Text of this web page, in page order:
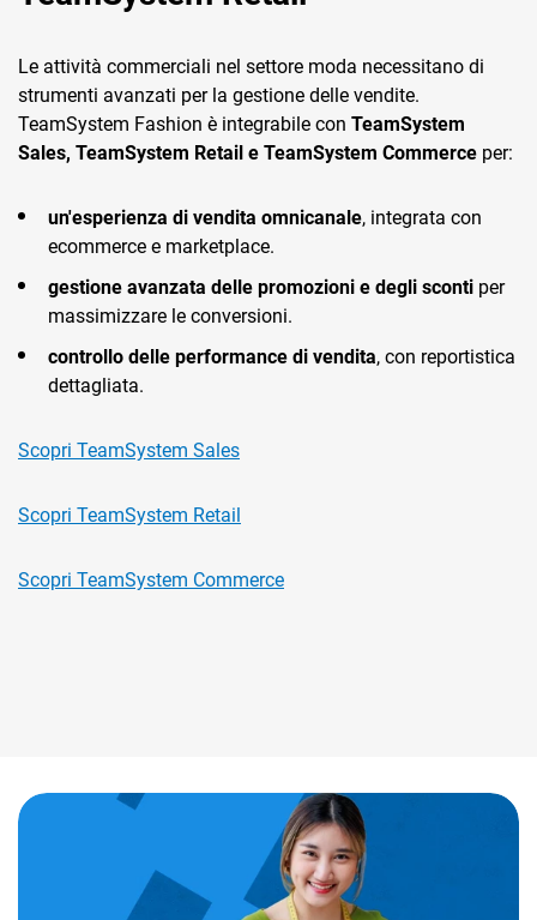
Le attività commerciali nel settore moda necessitano di
strumenti avanzati per la gestione delle vendite.
TeamSystem Fashion è integrabile con TeamSystem
Sales, TeamSystem Retail e TeamSystem Commerce per:
un'esperienza di vendita omnicanale, integrata con
ecommerce e marketplace.
gestione avanzata delle promozioni e degli sconti per
massimizzare le conversioni.
controllo delle performance di vendita, con reportistica
dettagliata.
Scopri TeamSystem Sales
Scopri TeamSystem Retail
Scopri TeamSystem Commerce